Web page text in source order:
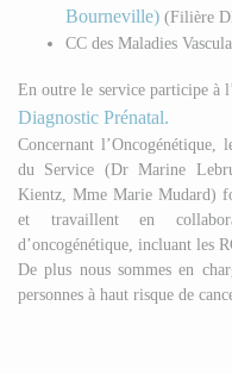
Bourneville) (Filière
CC des Maladies
En outre le service participe à
Diagnostic Prénatal.
Concernant l’Oncogénétique,
du Service (Dr Marine
Kientz, Mme Marie Mudard)
et travaillent en
d’oncogénétique, incluant les
De plus nous sommes en
personnes à haut risque de